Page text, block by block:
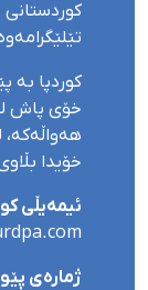
کوردپا بە
خۆی پاش
هەواڵەکە،
خۆیدا
ئیمەیڵی
ژمارەی